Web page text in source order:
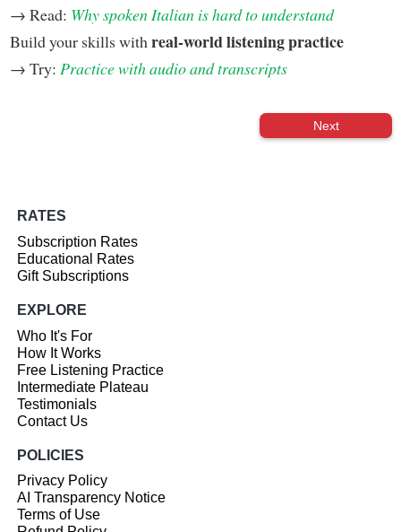
→ Read: Why spoken Italian is hard to understand
Build your skills with real-world listening practice
→ Try: Practice with audio and transcripts
Next
RATES
Subscription Rates
Educational Rates
Gift Subscriptions
EXPLORE
Who It's For
How It Works
Free Listening Practice
Intermediate Plateau
Testimonials
Contact Us
POLICIES
Privacy Policy
AI Transparency Notice
Terms of Use